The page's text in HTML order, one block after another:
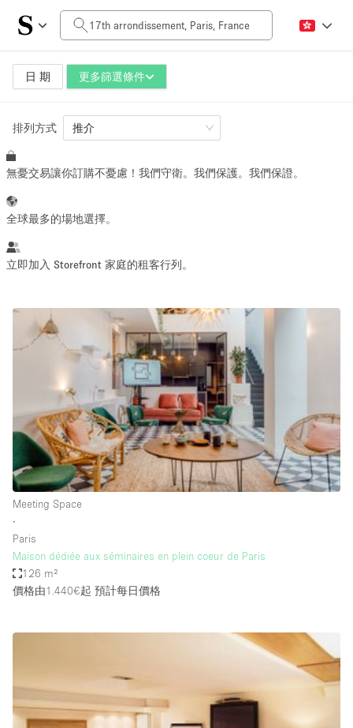
日 期 更多篩選條件
每日價格
0€
空間大小
10 m² 500+ m²
活動類型
Retail Showroom Event
Shooting
Conference Meeting Office
空間種類
Art Gallery
Boat
Boutique / Shop
Conference Room
排列方式 推介
無憂交易讓你訂購不憂慮！我們守衛。我們保護。我們保證。
全球最多的場地選擇。
立即加入 Storefront 家庭的租客行列。
Meeting Space
∙
Paris
Maison dédiée aux séminaires en plein coeur de Paris
126 m²
價格由1.440€起 預計每日價格